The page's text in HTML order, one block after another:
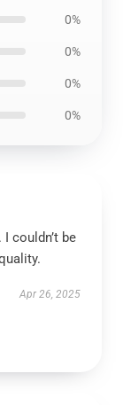
0%
0%
0%
0%
couldn’t be
Apr 26, 2025